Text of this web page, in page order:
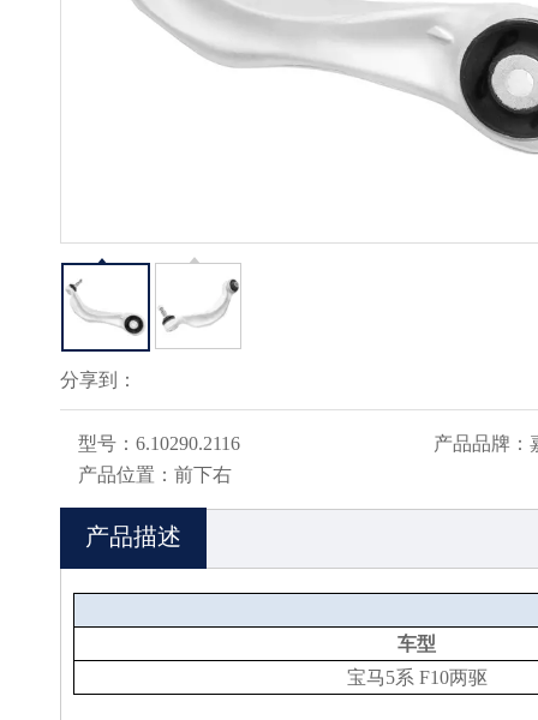
分享到：
型号： 6.10290.2116 产品品牌：
产品位置： 前下右
产品描述
车型
宝马5系 F10两驱